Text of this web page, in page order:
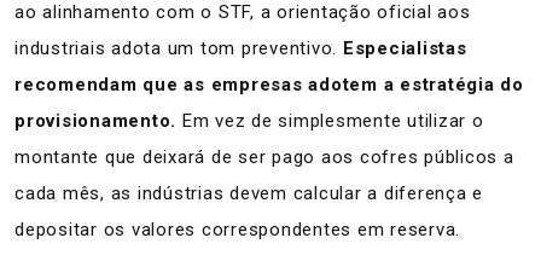
ao alinhamento com o STF, a orientação oficial aos
industriais adota um tom preventivo. Especialistas
recomendam que as empresas adotem a estratégia do
provisionamento. Em vez de simplesmente utilizar o
montante que deixará de ser pago aos cofres públicos a
cada mês, as indústrias devem calcular a diferença e
depositar os valores correspondentes em reserva.